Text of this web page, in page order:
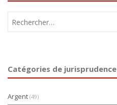
Catégories de jurisprudence
Argent (49)